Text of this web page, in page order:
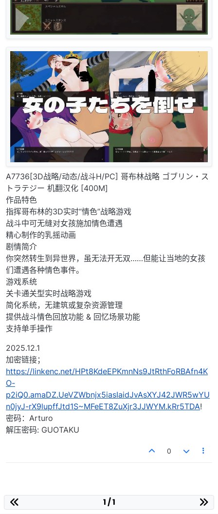
A7736[3D战略/动态/战斗H/PC] 哥布林战略 ゴブリン・ス
トラテジー 机翻汉化 [400M]
作品特色
指挥哥布林的3D实时“情色”战略游戏
战斗中可无缝对女孩施加情色遭遇
精心制作的乳摇动画
剧情简介
你突然转生到异世界，虽无法开无双……但能让当地的女孩
们遭遇各种情色事件。
游戏系统
关卡通关型实时战略游戏
简化系统，无建筑或复杂资源管理
提供战斗情色回放功能 & 回忆场景功能
支持单手操作
2025.12.1
加密链接；
https://linkenc.net/HPt8KdeEPKmnNs9JtRthFoRBAfn4K
O-
p2iQ0.amaDZ.UeVZWbnjx5iasIaidJvAsXYJ42JWR5wYU
n0jyJ-rX9lupffJtd1S~MFeET8ZuXjr3JJWYM.kRr5TDA!
密码：Arturo
解压密码: GUOTAKU
0
1 / 1